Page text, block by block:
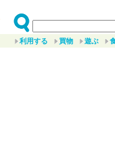
利用する 買物 遊ぶ